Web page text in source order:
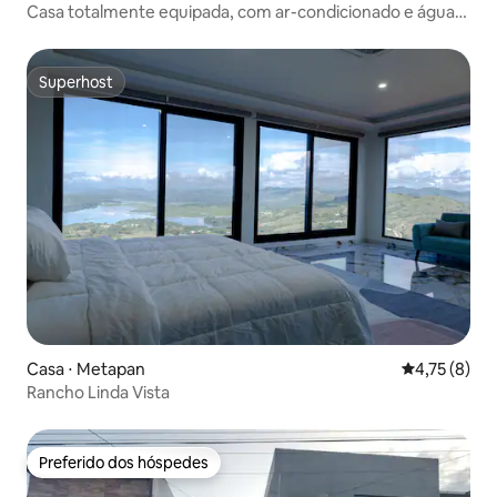
Casa totalmente equipada, com ar-condicionado e água
Superhost
Superhost
Casa ⋅ Metapan 4,75 de
4,75 (8)
Rancho Linda Vista
Preferido dos hóspedes
Preferido dos hóspedes